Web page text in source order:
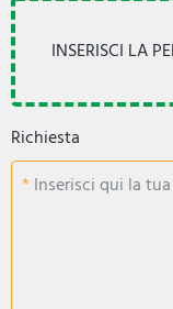
Richiesta
Inserisci qui la